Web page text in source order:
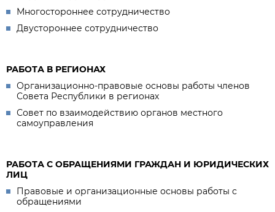
Многостороннее сотрудничество
Двустороннее сотрудничество
РАБОТА В РЕГИОНАХ
Организационно-правовые основы работы членов
Совета Республики в регионах
Совет по взаимодействию органов местного
самоуправления
РАБОТА С ОБРАЩЕНИЯМИ ГРАЖДАН И ЮРИДИЧЕСКИХ
ЛИЦ
Правовые и организационные основы работы с
обращениями